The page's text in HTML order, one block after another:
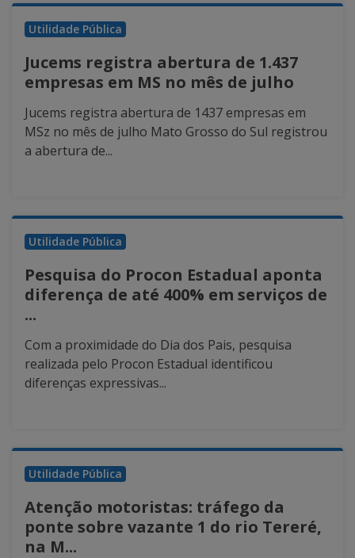
Utilidade Pública
Jucems registra abertura de 1.437
empresas em MS no mês de julho
Jucems registra abertura de 1437 empresas em
MSz no mês de julho Mato Grosso do Sul registrou
a abertura de...
Utilidade Pública
Pesquisa do Procon Estadual aponta
diferença de até 400% em serviços de
...
Com a proximidade do Dia dos Pais, pesquisa
realizada pelo Procon Estadual identificou
diferenças expressivas...
Utilidade Pública
Atenção motoristas: tráfego da
ponte sobre vazante 1 do rio Tereré,
na M...